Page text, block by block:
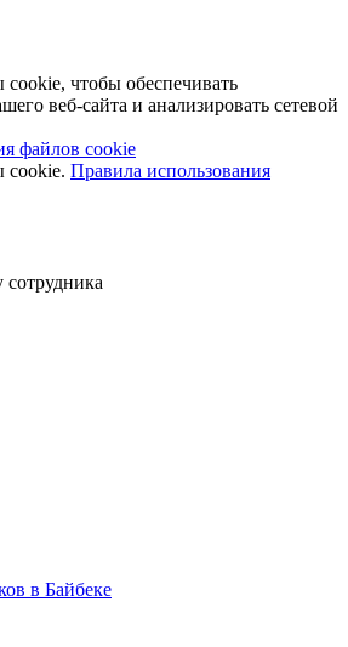
чтобы обеспечивать
веб-сайта и анализировать сетевой
файлов cookie
cookie. Правила использования
в Байбеке